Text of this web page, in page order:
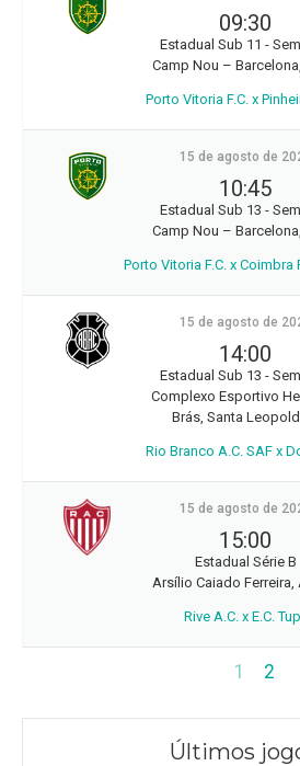
09:30
Estadual Sub 11 -
Camp Nou –
Porto Vitoria F.C. x
15 de agosto de
10:45
Estadual Sub 13 -
Camp Nou –
Porto Vitoria F.C. x Coimbra
15 de agosto de
14:00
Estadual Sub 13 -
Complexo Esportivo
Brás, Santa
Rio Branco A.C. SAF x
15 de agosto de
15:00
Estadual Série B
Arsílio Caiado Ferreira,
Rive A.C. x E.C.
1 2
Últimos